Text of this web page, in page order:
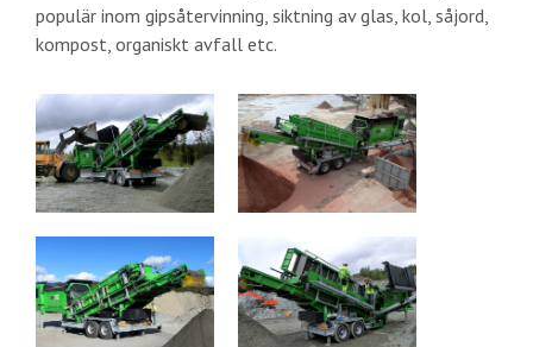
populär inom gipsåtervinning, siktning av glas, kol, såjord,
kompost, organiskt avfall etc.